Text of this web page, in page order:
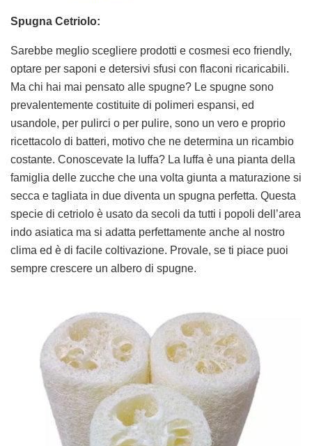
Spugna Cetriolo:
Sarebbe meglio scegliere prodotti e cosmesi eco friendly,
optare per saponi e detersivi sfusi con flaconi ricaricabili.
Ma chi hai mai pensato alle spugne? Le spugne sono
prevalentemente costituite di polimeri espansi, ed
usandole, per pulirci o per pulire, sono un vero e proprio
ricettacolo di batteri, motivo che ne determina un ricambio
costante. Conoscevate la luffa? La luffa è una pianta della
famiglia delle zucche che una volta giunta a maturazione si
secca e tagliata in due diventa un spugna perfetta. Questa
specie di cetriolo è usato da secoli da tutti i popoli dell’area
indo asiatica ma si adatta perfettamente anche al nostro
clima ed è di facile coltivazione. Provale, se ti piace puoi
sempre crescere un albero di spugne.